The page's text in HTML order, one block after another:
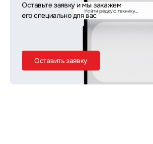
Оставьте заявку и мы закажем
его специально для вас
Оставить заявку